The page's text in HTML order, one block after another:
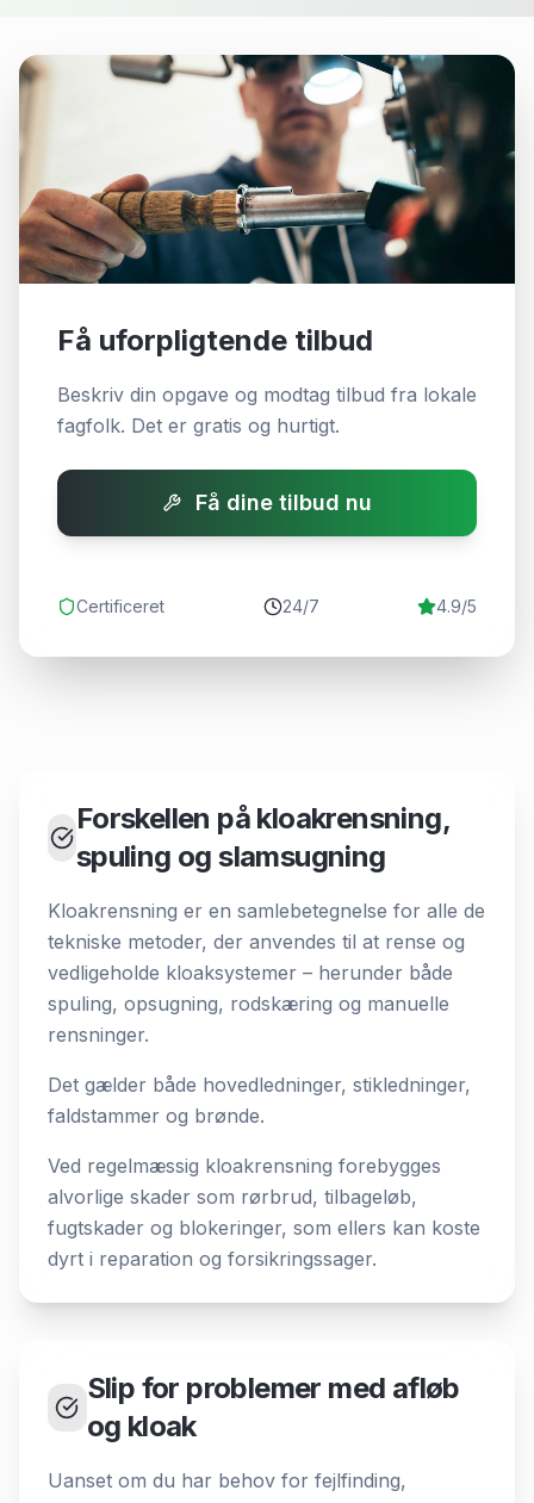
Få uforpligtende tilbud
Beskriv din opgave og modtag tilbud fra lokale
fagfolk. Det er gratis og hurtigt.
Få dine tilbud nu
Certificeret 24/7 4.9/5
Forskellen på kloakrensning,
spuling og slamsugning
Kloakrensning er en samlebetegnelse for alle de
tekniske metoder, der anvendes til at rense og
vedligeholde kloaksystemer – herunder både
spuling, opsugning, rodskæring og manuelle
rensninger.
Det gælder både hovedledninger, stikledninger,
faldstammer og brønde.
Ved regelmæssig kloakrensning forebygges
alvorlige skader som rørbrud, tilbageløb,
fugtskader og blokeringer, som ellers kan koste
dyrt i reparation og forsikringssager.
Slip for problemer med afløb
og kloak
Uanset om du har behov for fejlfinding,